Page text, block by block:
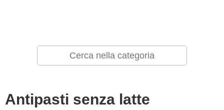
Antipasti senza latte